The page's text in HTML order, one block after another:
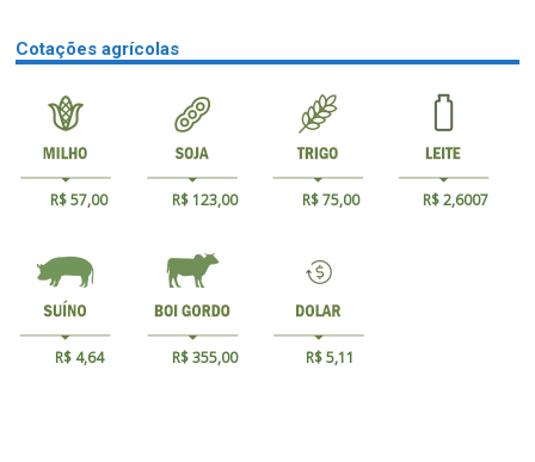
Cotações agrícolas
R$ 57,00 R$ 123,00 R$ 75,00 R$ 2,6007
R$ 4,64 R$ 355,00 R$ 5,11